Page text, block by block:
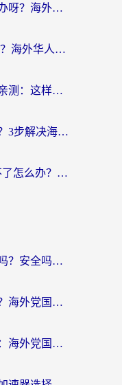
汽水到国外不能用了吗怎么办呀？海外党追剧看片的救星在这里！
音悦Tai在瑞典用不了怎么办？海外华人追剧听歌的实用指南
优酷境外地域限制？海外党亲测：这样看国内剧再也不卡（附3个实用场景解决）
香港西瓜视频看不了怎么办？3步解决海外追剧难题，附靠谱加速器推荐
喜马拉雅FM在马来西亚用不了怎么办？海外华人亲测有效的回国加速指南
在国外打鸣潮用加速器有用吗？安全吗？海外玩家国服游戏加速全指南
德国怎么玩地鼠传奇不卡顿？海外党国服游戏加速全攻略（含战双EVE实用指南）
超越时空的猫加速器排行榜：海外党国服游戏不卡顿的终极选择指南